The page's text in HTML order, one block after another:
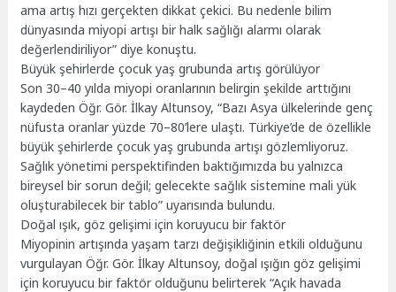
ama artış hızı gerçekten dikkat çekici. Bu nedenle bilim
dünyasında miyopi artışı bir halk sağlığı alarmı olarak
değerlendiriliyor” diye konuştu.
Büyük şehirlerde çocuk yaş grubunda artış görülüyor
Son 30–40 yılda miyopi oranlarının belirgin şekilde arttığını
kaydeden Öğr. Gör. İlkay Altunsoy, “Bazı Asya ülkelerinde genç
nüfusta oranlar yüzde 70–80’lere ulaştı. Türkiye’de de özellikle
büyük şehirlerde çocuk yaş grubunda artışı gözlemliyoruz.
Sağlık yönetimi perspektifinden baktığımızda bu yalnızca
bireysel bir sorun değil; gelecekte sağlık sistemine mali yük
oluşturabilecek bir tablo” uyarısında bulundu.
Doğal ışık, göz gelişimi için koruyucu bir faktör
Miyopinin artışında yaşam tarzı değişikliğinin etkili olduğunu
vurgulayan Öğr. Gör. İlkay Altunsoy, doğal ışığın göz gelişimi
için koruyucu bir faktör olduğunu belirterek “Açık havada